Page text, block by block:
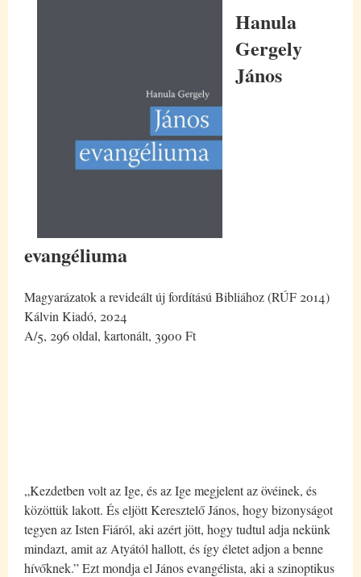
Hanula
Gergely
János
evangéliuma
Magyarázatok a revideált új fordítású Bibliához (RÚF 2014)
Kálvin Kiadó, 2024
A/5, 296 oldal, kartonált, 3900 Ft
„Kezdetben volt az Ige, és az Ige megjelent az övéinek, és
közöttük lakott. És eljött Keresztelő János, hogy bizonyságot
tegyen az Isten Fiáról, aki azért jött, hogy tudtul adja nekünk
mindazt, amit az Atyától hallott, és így életet adjon a benne
hívőknek.” Ezt mondja el János evangélista, aki a szinoptikus